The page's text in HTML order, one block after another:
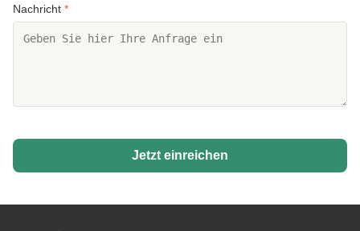
Nachricht *
Jetzt einreichen